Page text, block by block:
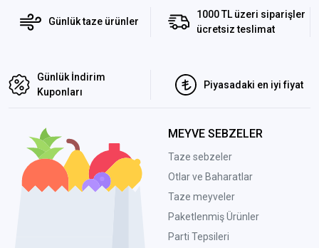
Günlük taze ürünler
1000 TL üzeri siparişler
ücretsiz teslimat
Günlük İndirim
Kuponları
Piyasadaki en iyi fiyat
MEYVE SEBZELER
Taze sebzeler
Otlar ve Baharatlar
Taze meyveler
Paketlenmiş Ürünler
Parti Tepsileri